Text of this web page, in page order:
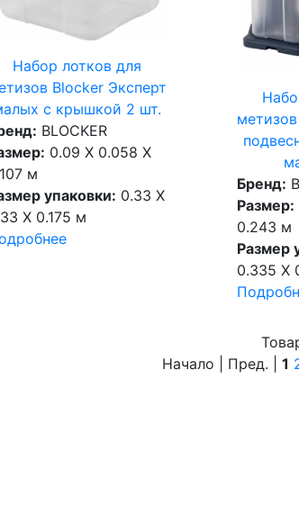
Набор лотков для
Blocker Эксперт
с крышкой 2 шт.
BLOCKER
0.09 X 0.058 X
м
упаковки: 0.33 X
X 0.175 м
Бренд:
Размер:
0.243 м
Размер
0.335 X
Начало | Пред. |1